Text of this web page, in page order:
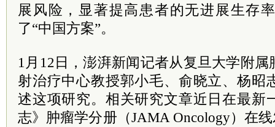
展风险，显著提高患者的无进展生存
了“中国方案”。
1月12日，澎湃新闻记者从复旦大学附
射治疗中心教授郭小毛、俞晓立、杨昭
述这项研究。相关研究文章近日在最新
志》肿瘤学分册（JAMA Oncology）在